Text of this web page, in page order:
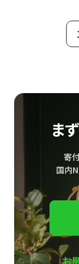
ま
寄
国内
お